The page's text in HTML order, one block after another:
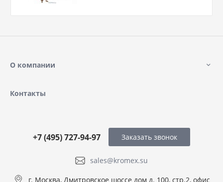
О компании
Контакты
sales@kromex.su
+7 (495) 727-94-97
г. Москва, Дмитровское шоссе дом д. 100, стр.2, офис
Заказать звонок